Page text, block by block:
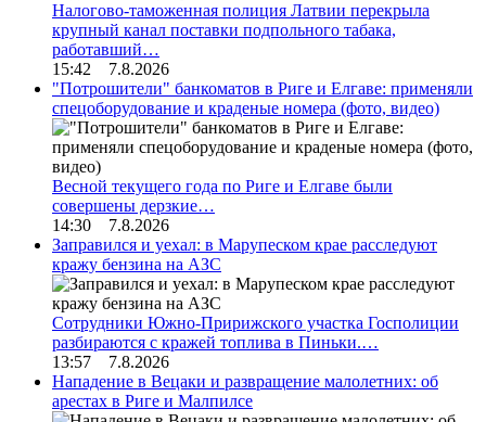
Налогово-таможенная полиция Латвии перекрыла
крупный канал поставки подпольного табака,
работавший…
15:42 7.8.2026
"Потрошители" банкоматов в Риге и Елгаве: применяли
спецоборудование и краденые номера (фото, видео)
Весной текущего года по Риге и Елгаве были
совершены дерзкие…
14:30 7.8.2026
Заправился и уехал: в Марупеском крае расследуют
кражу бензина на АЗС
Сотрудники Южно-Пририжского участка Госполиции
разбираются с кражей топлива в Пиньки.…
13:57 7.8.2026
Нападение в Вецаки и развращение малолетних: об
арестах в Риге и Малпилсе